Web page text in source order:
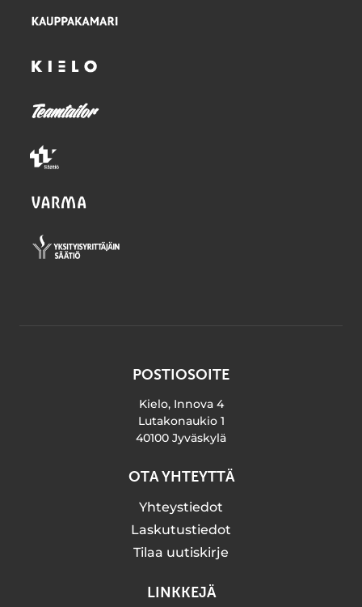
POSTIOSOITE
Kielo, Innova 4
Lutakonaukio 1
40100 Jyväskylä
OTA YHTEYTTÄ
Yhteystiedot
Laskutustiedot
Tilaa uutiskirje
LINKKEJÄ